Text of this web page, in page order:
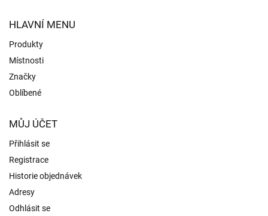
HLAVNÍ MENU
Produkty
Místnosti
Značky
Oblíbené
MŮJ ÚČET
Přihlásit se
Registrace
Historie objednávek
Adresy
Odhlásit se